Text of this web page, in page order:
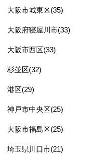
大阪市城東区(35)
大阪府寝屋川市(33)
大阪市西区(33)
杉並区(32)
港区(29)
神戸市中央区(25)
大阪市福島区(25)
埼玉県川口市(21)